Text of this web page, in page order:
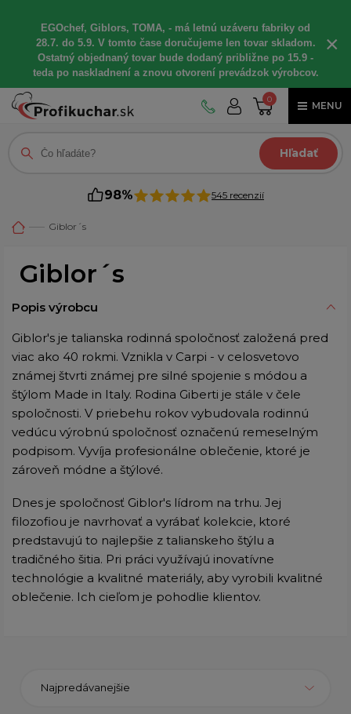
EGOchef, Giblors, TOMA, - má letnú uzáveru fabriky od
28.7. do 5.9. V tomto čase doručujeme len tovar skladom.
Ostatný objednaný tovar bude dodaný približne po 15.9 -
teda po naskladnení a znovu otvorení prevádzok výrobcov.
×
0
MENU
Hľadať
98% 545 recenzií
Giblor´s
Giblor´s
Popis výrobcu
Giblor's je talianska rodinná spoločnosť založená pred
viac ako 40 rokmi. Vznikla v Carpi - v celosvetovo
známej štvrti známej pre silné spojenie s módou a
štýlom Made in Italy. Rodina Giberti je stále v čele
spoločnosti. V priebehu rokov vybudovala rodinnú
vedúcu výrobnú spoločnosť označenú remeselným
podpisom. Vyvíja profesionálne oblečenie, ktoré je
zároveň módne a štýlové.
Dnes je spoločnosť Giblor's lídrom na trhu. Jej
filozofiou je navrhovať a vyrábať kolekcie, ktoré
predstavujú to najlepšie z talianskeho štýlu a
tradičného šitia. Pri práci využívajú inovatívne
technológie a kvalitné materiály, aby vyrobili kvalitné
oblečenie. Ich cieľom je pohodlie klientov.
Najpredávanejšie